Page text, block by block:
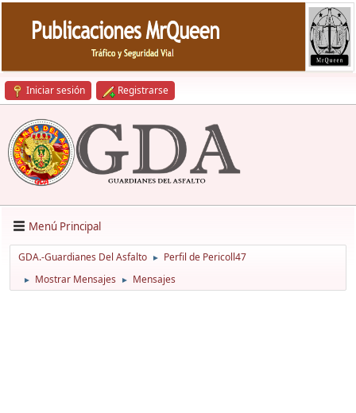
Iniciar sesión Registrarse
Menú Principal
GDA.-Guardianes Del Asfalto ► Perfil de Pericoll47
► Mostrar Mensajes ► Mensajes